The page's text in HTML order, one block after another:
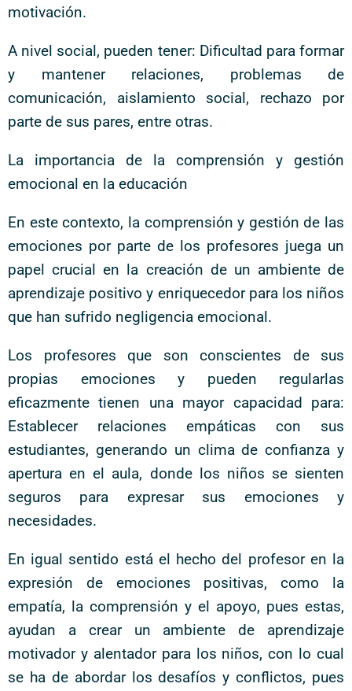
motivación.
A nivel social, pueden tener: Dificultad para formar
y mantener relaciones, problemas de
comunicación, aislamiento social, rechazo por
parte de sus pares, entre otras.
La importancia de la comprensión y gestión
emocional en la educación
En este contexto, la comprensión y gestión de las
emociones por parte de los profesores juega un
papel crucial en la creación de un ambiente de
aprendizaje positivo y enriquecedor para los niños
que han sufrido negligencia emocional.
Los profesores que son conscientes de sus
propias emociones y pueden regularlas
eficazmente tienen una mayor capacidad para:
Establecer relaciones empáticas con sus
estudiantes, generando un clima de confianza y
apertura en el aula, donde los niños se sienten
seguros para expresar sus emociones y
necesidades.
En igual sentido está el hecho del profesor en la
expresión de emociones positivas, como la
empatía, la comprensión y el apoyo, pues estas,
ayudan a crear un ambiente de aprendizaje
motivador y alentador para los niños, con lo cual
se ha de abordar los desafíos y conflictos, pues